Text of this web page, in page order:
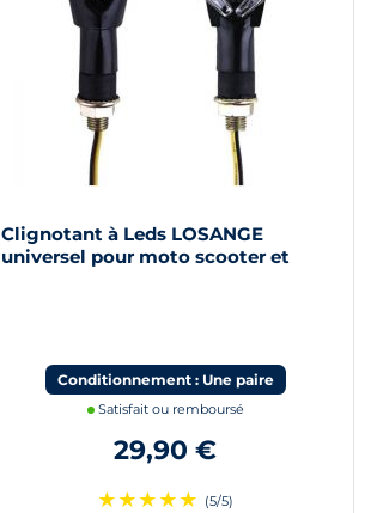
Clignotant à Leds LOSANGE
universel pour moto scooter et
Conditionnement : Une paire
Satisfait ou remboursé
29,90 €
★ ★ ★ ★ ★ (5/5)